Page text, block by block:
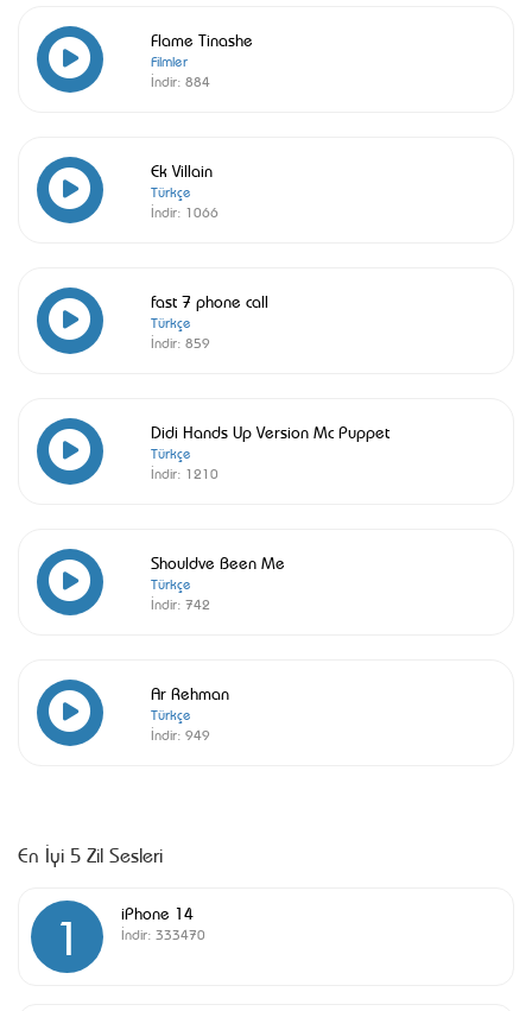
Flame Tinashe
Filmler
İndir: 884
Ek Villain
Türkçe
İndir: 1066
fast 7 phone call
Türkçe
İndir: 859
Didi Hands Up Version Mc Puppet
Türkçe
İndir: 1210
Shouldve Been Me
Türkçe
İndir: 742
Ar Rehman
Türkçe
İndir: 949
En İyi 5 Zil Sesleri
1 iPhone 14
İndir: 333470